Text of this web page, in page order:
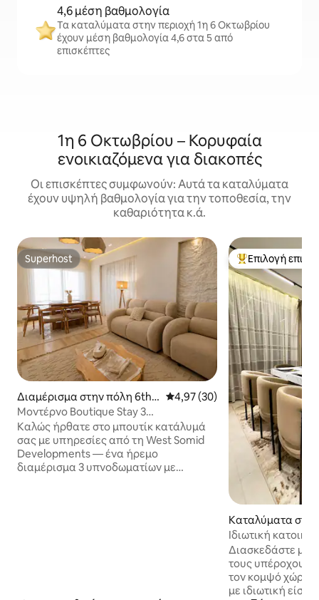
4,6 μέση βαθμολογία
Τα καταλύματα στην περιοχή 1η 6 Οκτωβρίου
έχουν μέση βαθμολογία 4,6 στα 5 από
επισκέπτες
1η 6 Οκτωβρίου – Κορυφαία
ενοικιαζόμενα για διακοπές
Οι επισκέπτες συμφωνούν: Αυτά τα καταλύματα
έχουν υψηλή βαθμολογία για την τοποθεσία, την
καθαριότητα κ.ά.
Superhost
Superhost
Διαμέρισμα στην πόλη 6th o
f October City
Μέση βαθμολογία: 4,97 στα 5,
4,97 (30)
Μοντέρνο Boutique Stay 3
υπνοδωματίων κοντά στο Mall of Arabia
/7
Καλώς ήρθατε στο μπουτίκ κατάλυμά
σας με υπηρεσίες από τη West Somid
Developments — ένα ήρεμο
διαμέρισμα 3 υπνοδωματίων με
Κορυφαία
Επιλογή
Καταλύματα
χ Ζάγιεντ
Ιδιωτική
Διασκεδάστε με
τους υπέροχους
τον κομψό χώρο.
με ιδιωτική